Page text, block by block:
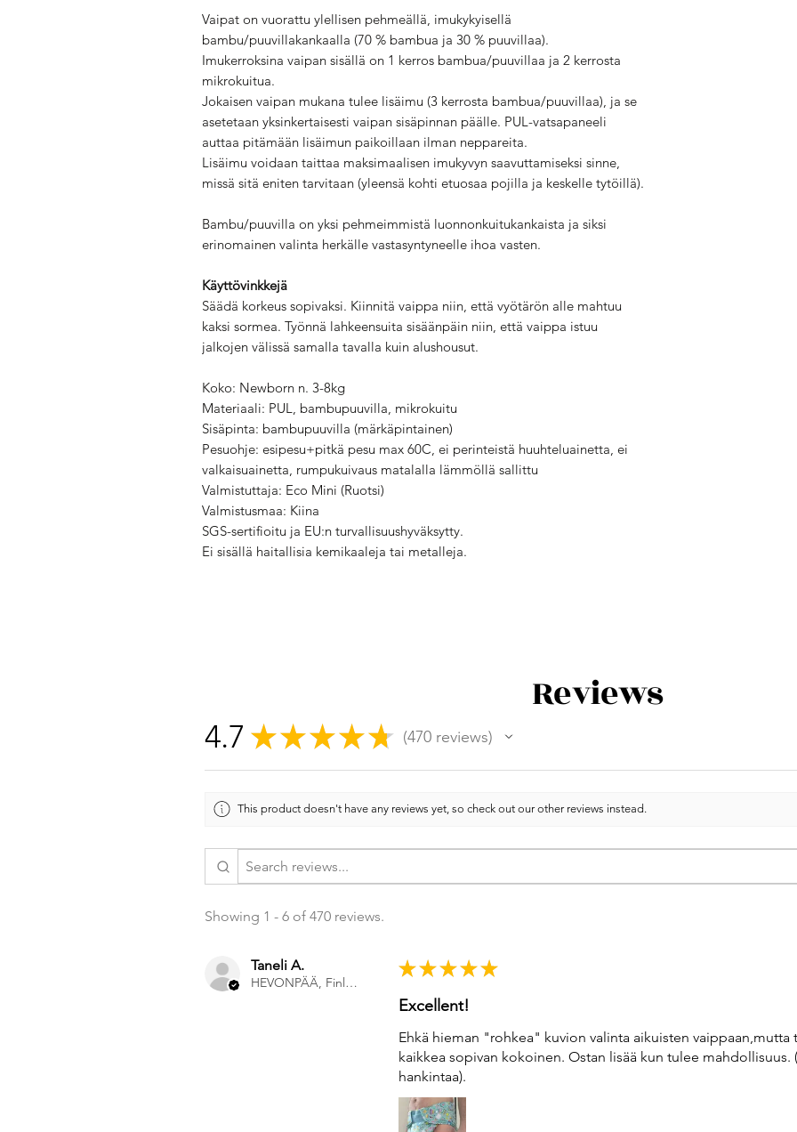
Vaipat on vuorattu ylellisen pehmeällä, imukykyisellä
bambu/puuvillakankaalla (70 % bambua ja 30 % puuvillaa).
Imukerroksina vaipan sisällä on 1 kerros bambua/puuvillaa ja 2 kerrosta
mikrokuitua.
Jokaisen vaipan mukana tulee lisäimu (3 kerrosta bambua/puuvillaa), ja se
asetetaan yksinkertaisesti vaipan sisäpinnan päälle. PUL-vatsapaneeli
auttaa pitämään lisäimun paikoillaan ilman neppareita.
Lisäimu voidaan taittaa maksimaalisen imukyvyn saavuttamiseksi sinne,
missä sitä eniten tarvitaan (yleensä kohti etuosaa pojilla ja keskelle tytöillä).
Bambu/puuvilla on yksi pehmeimmistä luonnonkuitukankaista ja siksi
erinomainen valinta herkälle vastasyntyneelle ihoa vasten.
Käyttövinkkejä
Säädä korkeus sopivaksi. Kiinnitä vaippa niin, että vyötärön alle mahtuu
kaksi sormea. Työnnä lahkeensuita sisäänpäin niin, että vaippa istuu
jalkojen välissä samalla tavalla kuin alushousut.
Koko: Newborn n. 3-8kg
Materiaali: PUL, bambupuuvilla, mikrokuitu
Sisäpinta: bambupuuvilla (märkäpintainen)
Pesuohje: esipesu+pitkä pesu max 60C, ei perinteistä huuhteluainetta, ei
valkaisuainetta, rumpukuivaus matalalla lämmöllä sallittu
Valmistuttaja: Eco Mini (Ruotsi)
Valmistusmaa: Kiina
SGS-sertifioitu ja EU:n turvallisuushyväksytty.
Ei sisällä haitallisia kemikaaleja tai metalleja.
Reviews
4.7 ★ ★ ★ ★ ★ 470reviews
470
This product doesn't have any reviews yet, so check out our other reviews instead.
Showing 1 - 6 of 470 reviews.
Taneli A.
HEVONPÄÄ, Finland
★ ★ ★ ★ ★
Excellent!
Ehkä hieman "rohkea" kuvion valinta aikuisten vaippaan,mutta
kaikkea sopivan kokoinen. Ostan lisää kun tulee mahdollisuus.
hankintaa).